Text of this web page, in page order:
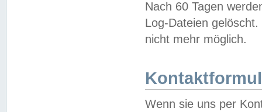
Nach 60 Tagen
Log-Dateien
nicht mehr möglich.
Wenn sie uns per